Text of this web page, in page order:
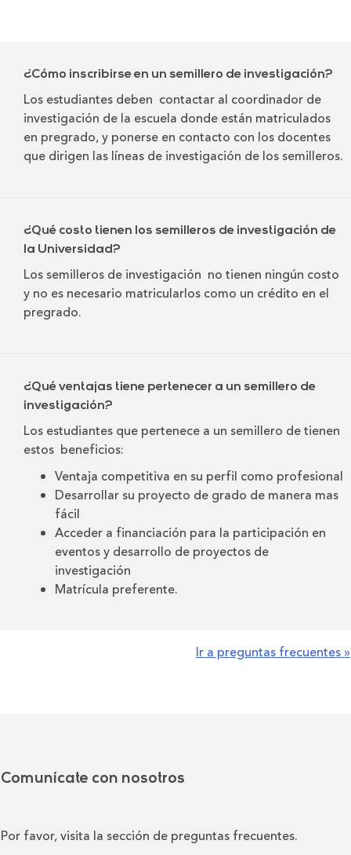
¿Cómo inscribirse en un semillero de investigación?
Los estudiantes deben contactar al coordinador de
investigación de la escuela donde están matriculados
en pregrado, y ponerse en contacto con los docentes
que dirigen las líneas de investigación de los semilleros.
¿Qué costo tienen los semilleros de investigación de
la Universidad?
Los semilleros de investigación no tienen ningún costo
y no es necesario matricularlos como un crédito en el
pregrado.
¿Qué ventajas tiene pertenecer a un semillero de
investigación?
Los estudiantes que pertenece a un semillero de tienen
estos beneficios:
Ventaja competitiva en su perfil como profesional
Desarrollar su proyecto de grado de manera mas
fácil
Acceder a financiación para la participación en
eventos y desarrollo de proyectos de
investigación
Matrícula preferente.
Ir a preguntas frecuentes »
Comunícate con nosotros
Por favor, visita la sección de preguntas frecuentes.